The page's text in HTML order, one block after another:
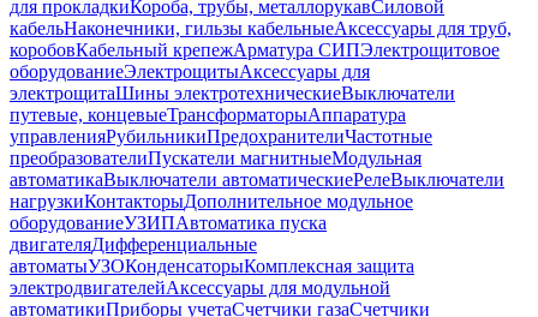
для прокладкиКороба, трубы, металлорукавСиловой
кабельНаконечники, гильзы кабельныеАксессуары для труб,
коробовКабельный крепежАрматура СИПЭлектрощитовое
оборудованиеЭлектрощитыАксессуары для
электрощитаШины электротехническиеВыключатели
путевые, концевыеТрансформаторыАппаратура
управленияРубильникиПредохранителиЧастотные
преобразователиПускатели магнитныеМодульная
автоматикаВыключатели автоматическиеРелеВыключатели
нагрузкиКонтакторыДополнительное модульное
оборудованиеУЗИПАвтоматика пуска
двигателяДифференциальные
автоматыУЗОКонденсаторыКомплексная защита
электродвигателейАксессуары для модульной
автоматикиПриборы учетаСчетчики газаСчетчики